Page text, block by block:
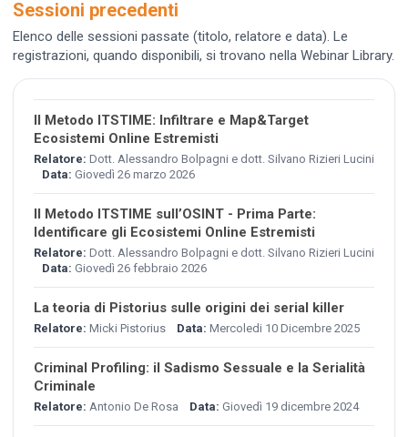
Sessioni precedenti
Elenco delle sessioni passate (titolo, relatore e data). Le
registrazioni, quando disponibili, si trovano nella Webinar Library.
Il Metodo ITSTIME: Infiltrare e Map&Target
Ecosistemi Online Estremisti
Relatore: Dott. Alessandro Bolpagni e dott. Silvano Rizieri Lucini
Data: Giovedì 26 marzo 2026
Il Metodo ITSTIME sull’OSINT - Prima Parte:
Identificare gli Ecosistemi Online Estremisti
Relatore: Dott. Alessandro Bolpagni e dott. Silvano Rizieri Lucini
Data: Giovedì 26 febbraio 2026
La teoria di Pistorius sulle origini dei serial killer
Relatore: Micki Pistorius Data: Mercoledi 10 Dicembre 2025
Criminal Profiling: il Sadismo Sessuale e la Serialità
Criminale
Relatore: Antonio De Rosa Data: Giovedì 19 dicembre 2024